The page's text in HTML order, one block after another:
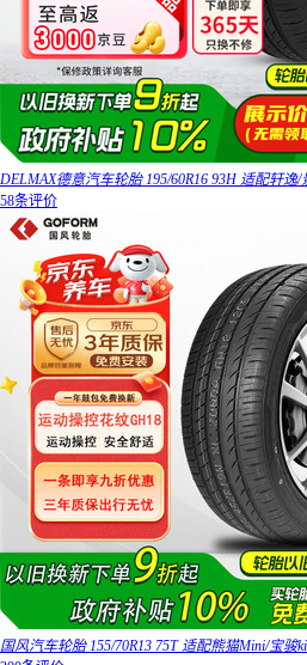
DELMAX德意汽车轮胎 195/60R16 93H 适配轩逸/
58条评价
国风汽车轮胎 155/70R13 75T 适配熊猫Mini/宝骏